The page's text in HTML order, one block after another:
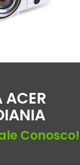
ACER
Conosco!